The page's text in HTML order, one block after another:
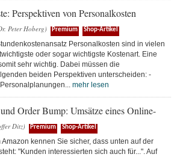
Perspektiven von Personalkosten
Peter Hoberg) Premium Shop-Artikel
Personalkosten sind in vielen
oder sogar wichtigste Kostenart. Eine
sehr wichtig. Dabei müssen die
beiden Perspektiven unterscheiden: -
mehr lesen
Order Bump: Umsätze eines Online-
Ditz) Premium Shop-Artikel
kennen Sie sicher, dass unten auf der
"Kunden interessierten sich auch für...". Auf